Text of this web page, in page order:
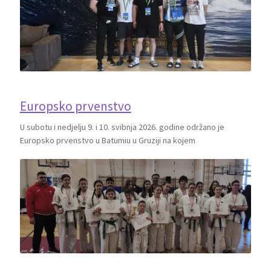
Europsko prvenstvo
U subotu i nedjelju 9. i 10. svibnja 2026. godine održano je
Europsko prvenstvo u Batumiu u Gruziji na kojem